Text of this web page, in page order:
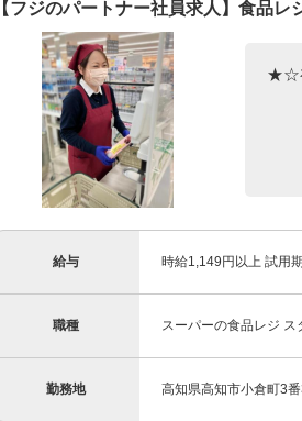
【フジのパートナー社員求人】食品
★☆
給与 時給1,149円以上 試用
職種 スーパーの食品レジ ス
勤務地 高知県高知市小倉町3